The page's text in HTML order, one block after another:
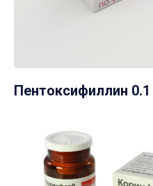
Пентоксифиллин 0.1